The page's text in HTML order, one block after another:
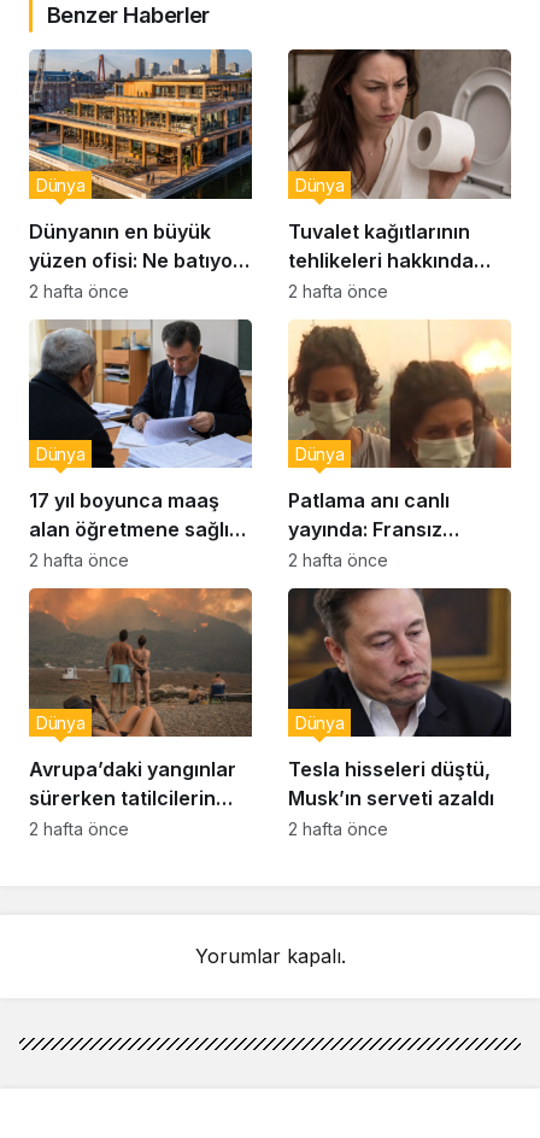
Benzer Haberler
Dünyanın en büyük
yüzen ofisi: Ne batıyor
ne yerinde kalıyor
Dünya
2 hafta önce
Tuvalet kağıtlarının
tehlikeleri hakkında
yeni uyarılar
Dünya
2 hafta önce
17 yıl boyunca maaş
alan öğretmene sağlık
raporu soruşturması
Dünya
2 hafta önce
Patlama anı canlı
yayında: Fransız
muhabir şaşkın
Dünya
2 hafta önce
Avrupa’daki yangınlar
sürerken tatilcilerin
kayıtsızlığı tepki yarattı
Dünya
2 hafta önce
Tesla hisseleri düştü,
Musk’ın serveti azaldı
Dünya
2 hafta önce
Yorumlar kapalı.